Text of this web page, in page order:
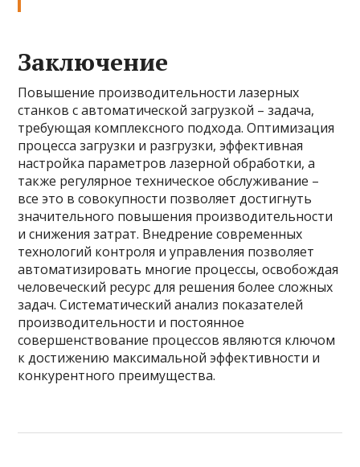
Заключение
Повышение производительности лазерных
станков с автоматической загрузкой – задача,
требующая комплексного подхода. Оптимизация
процесса загрузки и разгрузки, эффективная
настройка параметров лазерной обработки, а
также регулярное техническое обслуживание –
все это в совокупности позволяет достигнуть
значительного повышения производительности
и снижения затрат. Внедрение современных
технологий контроля и управления позволяет
автоматизировать многие процессы, освобождая
человеческий ресурс для решения более сложных
задач. Систематический анализ показателей
производительности и постоянное
совершенствование процессов являются ключом
к достижению максимальной эффективности и
конкурентного преимущества.